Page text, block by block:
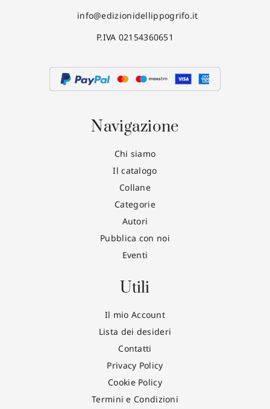
info@edizionidellippogrifo.it
P.IVA 02154360651
Navigazione
Chi siamo
Il catalogo
Collane
Categorie
Autori
Pubblica con noi
Eventi
Utili
Il mio Account
Lista dei desideri
Contatti
Privacy Policy
Cookie Policy
Termini e Condizioni